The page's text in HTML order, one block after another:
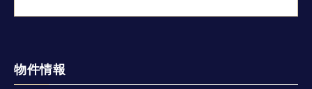
物件情報